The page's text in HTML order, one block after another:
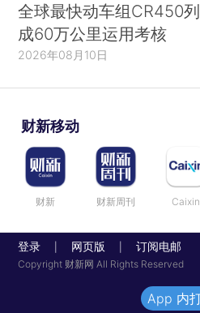
全球最快动车组CR450
成60万公里运用考核
2026年08月10日
财新移动
财新 财新周刊 Caixin
登录 网页版 订阅电邮
Copyright 财新网 All Rights Reserved
App 内